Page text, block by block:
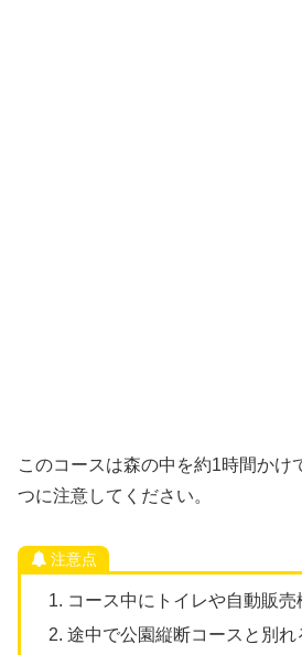
このコースは森の中を約1時間かけ
つに注意してください。
注意点
コース中にトイレや自動販売
途中で公園縦断コースと別